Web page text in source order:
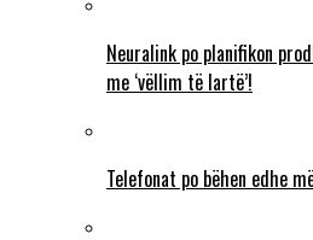
Neuralink po planifikon
me ‘vëllim të lartë’!
Telefonat po bëhen edhe